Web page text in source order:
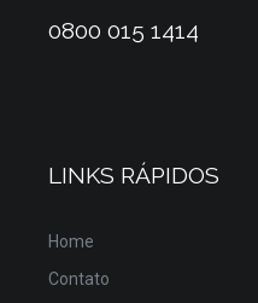
0800 015 1414
LINKS RÁPIDOS
Home
Contato